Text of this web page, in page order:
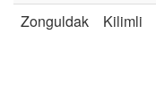
Zonguldak
Kilimli